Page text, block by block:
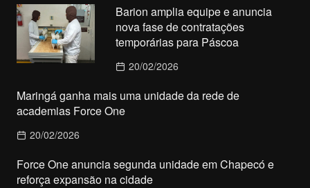
Barion amplia equipe e anuncia
nova fase de contratações
temporárias para Páscoa
20/02/2026
Maringá ganha mais uma unidade da rede de
academias Force One
20/02/2026
Force One anuncia segunda unidade em Chapecó e
reforça expansão na cidade